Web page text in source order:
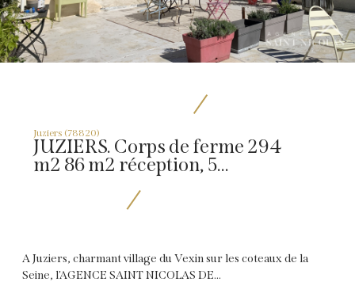
Juziers (78820)
JUZIERS. Corps de ferme 294
m2 86 m2 réception, 5...
A Juziers, charmant village du Vexin sur les coteaux de la
Seine, l'AGENCE SAINT NICOLAS DE...